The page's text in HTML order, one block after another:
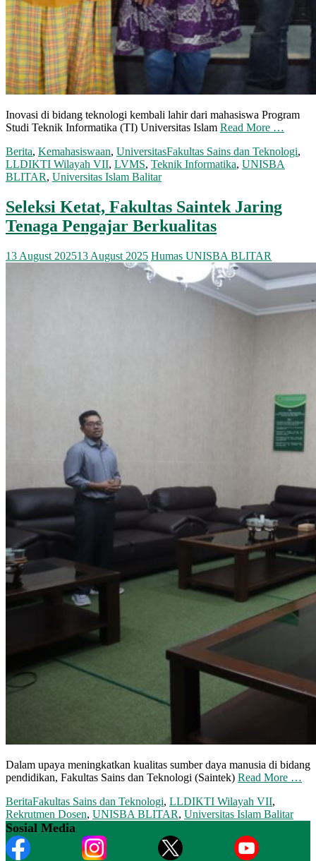
Inovasi di bidang teknologi kembali lahir dari mahasiswa Program
Studi Teknik Informatika (TI) Universitas Islam Read More …
Berita, Kemahasiswaan, UniversitasFakultas Sains dan Teknologi,
LLDIKTI Wilayah VII, LVMS, Teknik Informatika, UNISBA
BLITAR, Universitas Islam Balitar
Seleksi Ketat, Fakultas Saintek Jaring
Tenaga Pengajar Berkualitas
13 August 202513 August 2025 Humas UNISBA BLITAR
Dalam upaya meningkatkan kualitas sumber daya manusia di bidang
pendidikan, Fakultas Sains dan Teknologi (Saintek) Read More …
BeritaFakultas Sains dan Teknologi, LLDIKTI Wilayah VII,
Rekrutmen Dosen, UNISBA BLITAR, Universitas Islam Balitar
Sosial Media